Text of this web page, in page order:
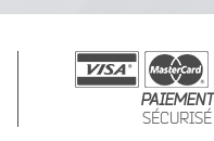
PAIEMENT
SÉCURISÉ